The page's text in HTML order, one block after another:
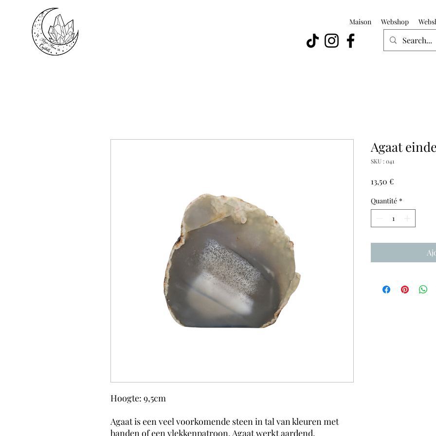
Maison Webshop
Hoogte: 9,5cm
Agaat is een veel voorkomende steen in tal van kleuren met
banden of een vlekkenpatroon. Agaat werkt aardend,
Agaat
SKU : 041
13,50 €Prix
Quantité *